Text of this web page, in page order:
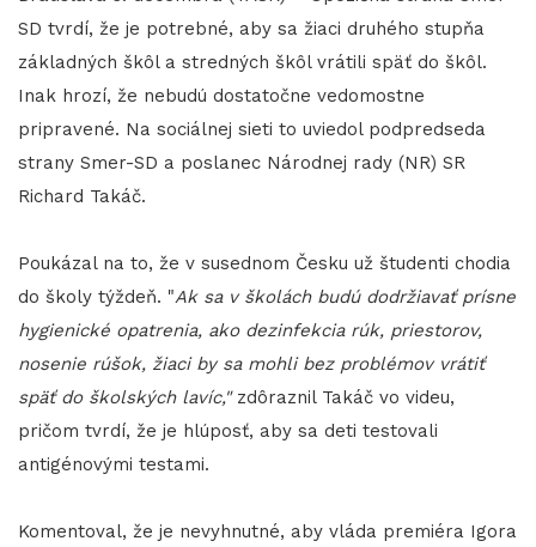
SD tvrdí, že je potrebné, aby sa žiaci druhého stupňa
základných škôl a stredných škôl vrátili späť do škôl.
Inak hrozí, že nebudú dostatočne vedomostne
pripravené. Na sociálnej sieti to uviedol podpredseda
strany Smer-SD a poslanec Národnej rady (NR) SR
Richard Takáč.
Poukázal na to, že v susednom Česku už študenti chodia
do školy týždeň. "Ak sa v školách budú dodržiavať prísne
hygienické opatrenia, ako dezinfekcia rúk, priestorov,
nosenie rúšok, žiaci by sa mohli bez problémov vrátiť
späť do školských lavíc,"zdôraznil Takáč vo videu,
pričom tvrdí, že je hlúposť, aby sa deti testovali
antigénovými testami.
Komentoval, že je nevyhnutné, aby vláda premiéra Igora